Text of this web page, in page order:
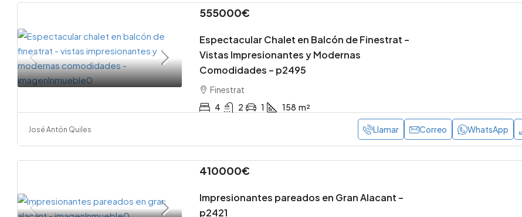
555000€
Espectacular Chalet en Balcón de Finestrat –
Vistas Impresionantes y Modernas
Comodidades – p2495
Finestrat
4
2 1 158 m²
José Antón Quiles Llamar Correo WhatsApp
410000€
Impresionantes pareados en Gran Alacant –
p2421